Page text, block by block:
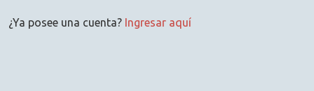
¿Ya posee una cuenta? Ingresar aquí